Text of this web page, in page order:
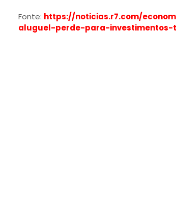
Fonte: https://noticias.r7.com/
aluguel-perde-para-investimentos-